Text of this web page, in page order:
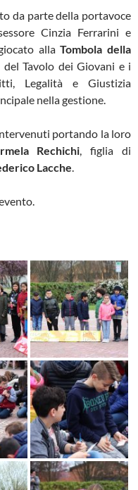
da parte della portavoce
Cinzia Ferrarini e
allaTombola della
del Tavolo dei Giovani e i
Legalità e Giustizia
nella gestione.
portando la loro
Rechichi , figlia di
Lacche